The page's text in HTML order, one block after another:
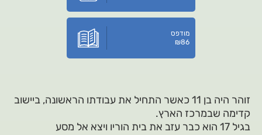
מודפס
₪86
זוהר היה בן 11 כאשר התחיל את עבודתו הראשונה, ביישוב
קדימה שבמרכז הארץ.
בגיל 17 הוא כבר עזב את בית הוריו ויצא אל מסע